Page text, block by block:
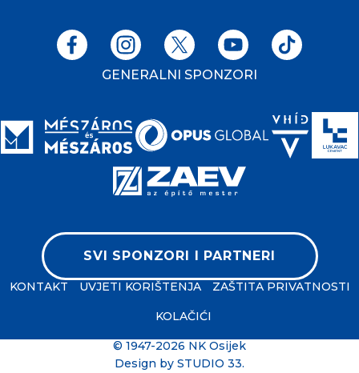
GENERALNI SPONZORI
SVI SPONZORI I PARTNERI
KONTAKT UVJETI KORIŠTENJA ZAŠTITA PRIVATNOSTI
KOLAČIĆI
© 1947-2026 NK Osijek
Design by STUDIO 33.